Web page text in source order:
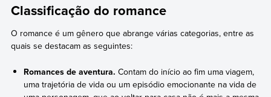
Classificação do romance
O romance é um gênero que abrange várias categorias, entre as
quais se destacam as seguintes:
Romances de aventura. Contam do início ao fim uma viagem,
uma trajetória de vida ou um episódio emocionante na vida de